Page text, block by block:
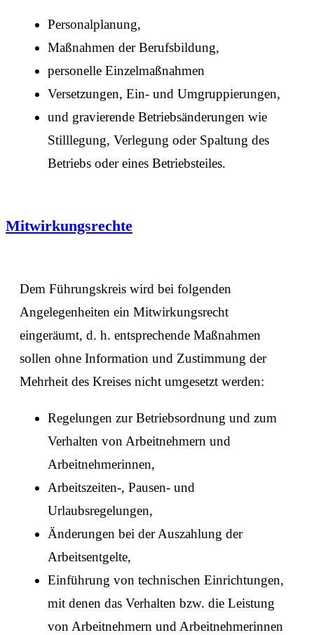
Personalplanung,
Maßnahmen der Berufsbildung,
personelle Einzelmaßnahmen
Versetzungen, Ein- und Umgruppierungen,
und gravierende Betriebsänderungen wie
Stilllegung, Verlegung oder Spaltung des
Betriebs oder eines Betriebsteiles.
Mitwirkungsrechte
Dem Führungskreis wird bei folgenden
Angelegenheiten ein Mitwirkungsrecht
eingeräumt, d. h. entsprechende Maßnahmen
sollen ohne Information und Zustimmung der
Mehrheit des Kreises nicht umgesetzt werden:
Regelungen zur Betriebsordnung und zum
Verhalten von Arbeitnehmern und
Arbeitnehmerinnen,
Arbeitszeiten-, Pausen- und
Urlaubsregelungen,
Änderungen bei der Auszahlung der
Arbeitsentgelte,
Einführung von technischen Einrichtungen,
mit denen das Verhalten bzw. die Leistung
von Arbeitnehmern und Arbeitnehmerinnen